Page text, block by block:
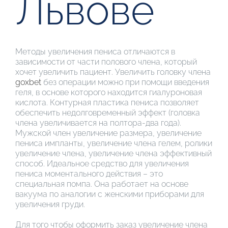
Львове
Методы увеличения пениса отличаются в
зависимости от части полового члена, который
хочет увеличить пациент. Увеличить головку члена
goxbet без операции можно при помощи введения
геля, в основе которого находится гиалуроновая
кислота. Контурная пластика пениса позволяет
обеспечить недолговременный эффект (головка
члена увеличивается на полтора-два года).
Мужской член увеличение размера, увеличение
пениса импланты, увеличение члена гелем, ролики
увеличение члена, увеличение члена эффективный
способ. Идеальное средство для увеличения
пениса моментального действия – это
специальная помпа. Она работает на основе
вакуума по аналогии с женскими приборами для
увеличения груди.
Для того чтобы оформить заказ увеличение члена